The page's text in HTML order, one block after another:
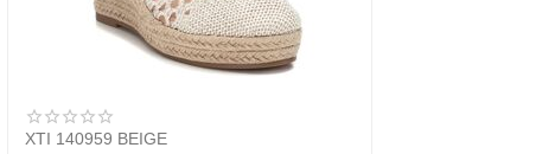
XTI 140959 BEIGE